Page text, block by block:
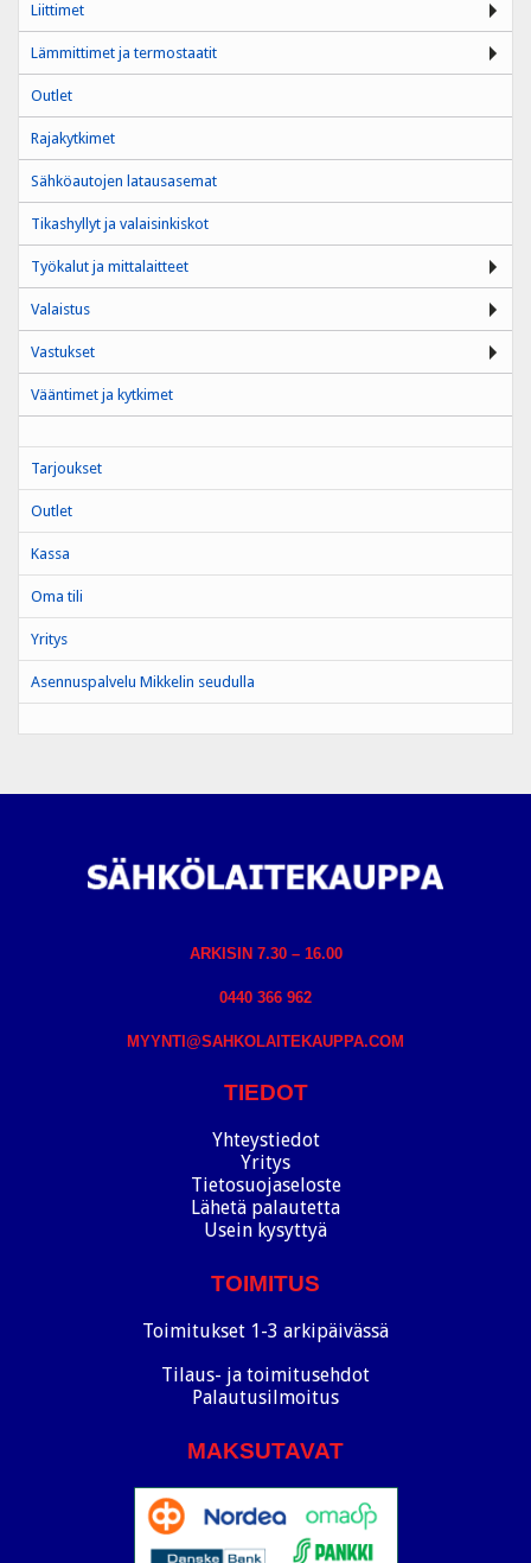
Liittimet
Lämmittimet ja termostaatit
Outlet
Rajakytkimet
Sähköautojen latausasemat
Tikashyllyt ja valaisinkiskot
Työkalut ja mittalaitteet
Valaistus
Vastukset
Vääntimet ja kytkimet
Tarjoukset
Outlet
Kassa
Oma tili
Yritys
Asennuspalvelu Mikkelin seudulla
ARKISIN 7.30 – 16.00
0440 366 962
MYYNTI@SAHKOLAITEKAUPPA.COM
TIEDOT
Yhteystiedot
Yritys
Tietosuojaseloste
Lähetä palautetta
Usein kysyttyä
TOIMITUS
Toimitukset 1-3 arkipäivässä
Tilaus- ja toimitusehdot
Palautusilmoitus
MAKSUTAVAT